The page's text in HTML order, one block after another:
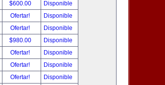
$600.00
Disponible
Ofertar!
Disponible
Ofertar!
Disponible
$980.00
Disponible
Ofertar!
Disponible
Ofertar!
Disponible
Ofertar!
Disponible